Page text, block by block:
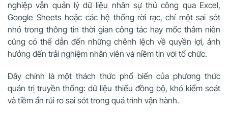
nghiệp vẫn quản lý dữ liệu nhân sự thủ công qua Excel,
Google Sheets hoặc các hệ thống rời rạc, chỉ một sai sót
nhỏ trong thông tin thời gian công tác hay mốc thâm niên
cũng có thể dẫn đến những chênh lệch về quyền lợi, ảnh
hưởng đến trải nghiệm nhân viên và niềm tin với tổ chức.
Đây chính là một thách thức phổ biến của phương thức
quản trị truyền thống: dữ liệu thiếu đồng bộ, khó kiểm soát
và tiềm ẩn rủi ro sai sót trong quá trình vận hành.